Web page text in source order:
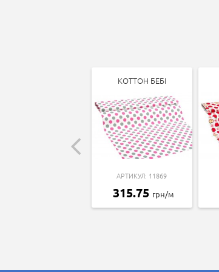
КОТТОН БЕБІ
АРТИКУЛ: 11869
315.75 грн/м